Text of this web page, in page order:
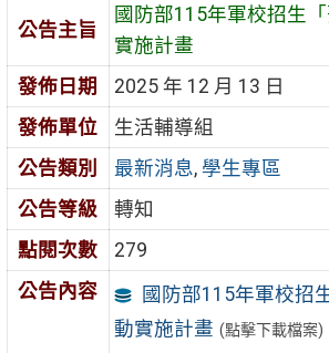
公告主旨
國防部115年軍校招生
實施計畫
發佈日期
2025 年 12 月 13 日
發佈單位
生活輔導組
公告類別
最新消息, 學生專區
公告等級
轉知
點閱次數
279
公告內容
國防部115年軍校招
動實施計畫 (點擊下載檔案)